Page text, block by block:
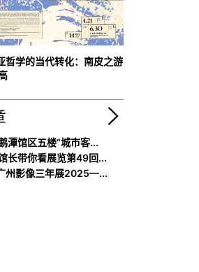
哲学的当代转化：南皮之游
潭馆区五楼“城市客...
长带你看展览第49回...
州影像三年展2025—...